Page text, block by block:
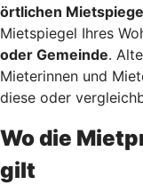
örtlichen
Mietspiegel Ihres
oder Gemeinde.
Mieterinnen und
diese oder
Wo die
gilt